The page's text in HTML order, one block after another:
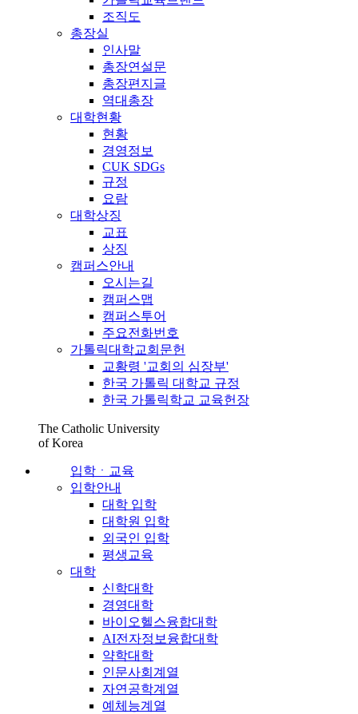
조직도
총장실
인사말
총장연설문
총장편지글
역대총장
대학현황
현황
경영정보
CUK SDGs
규정
요람
대학상징
교표
상징
캠퍼스안내
오시는길
캠퍼스맵
캠퍼스투어
주요전화번호
가톨릭대학교회문헌
교황령 '교회의 심장부'
한국 가톨릭 대학교 규정
한국 가톨릭학교 교육헌장
The Catholic University
of Korea
입학ㆍ교육
입학안내
대학 입학
대학원 입학
외국인 입학
평생교육
대학
신학대학
경영대학
바이오헬스융합대학
AI전자정보융합대학
약학대학
인문사회계열
자연공학계열
예체능계열